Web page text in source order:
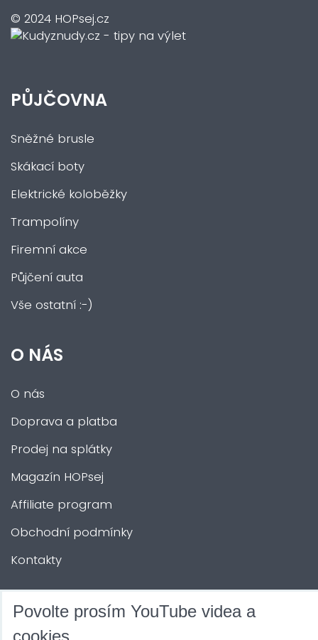
© 2024 HOPsej.cz
PŮJČOVNA
Sněžné brusle
Skákací boty
Elektrické koloběžky
Trampolíny
Firemní akce
Půjčení auta
Vše ostatní :-)
O NÁS
O nás
Doprava a platba
Prodej na splátky
Magazín HOPsej
Affiliate program
Obchodní podmínky
Kontakty
DALŠÍ SLUŽBY
Povolte prosím YouTube videa a
cookies